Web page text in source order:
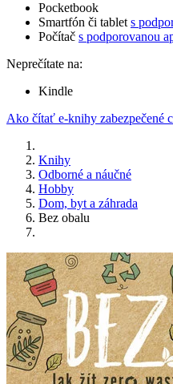
Pocketbook
Smartfón či tablet s
Počítač s podporovanou
Neprečítate na:
Kindle
Ako čítať e-knihy zabezpečené
Knihy
Odborné a náučné
Hobby
Dom, byt a záhrada
Bez obalu